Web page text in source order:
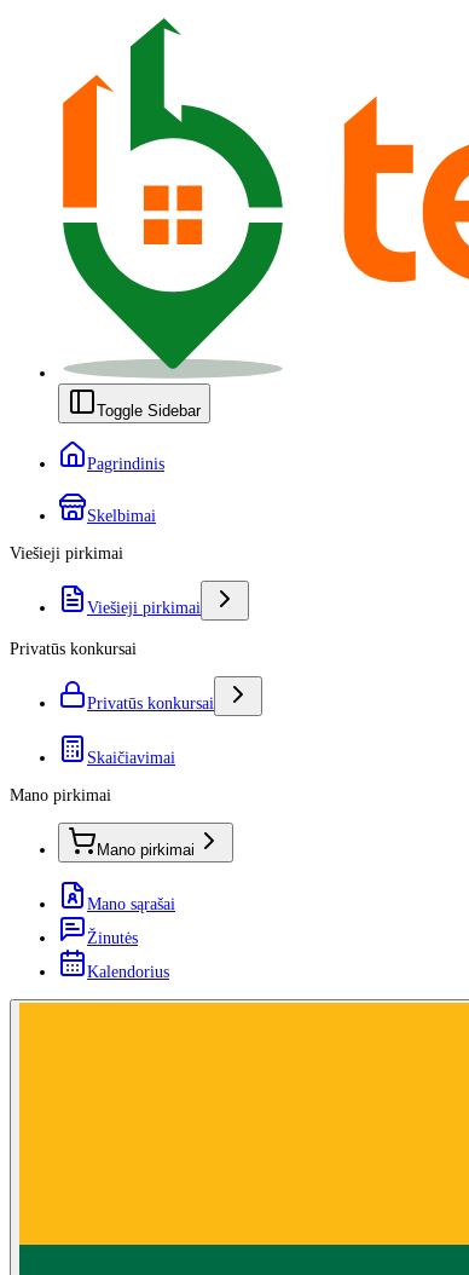
Toggle Sidebar
Pagrindinis
Skelbimai
Viešieji pirkimai
Viešieji pirkimai
Privatūs konkursai
Privatūs konkursai
Skaičiavimai
Mano pirkimai
Mano pirkimai
Mano sąrašai
Žinutės
Kalendorius